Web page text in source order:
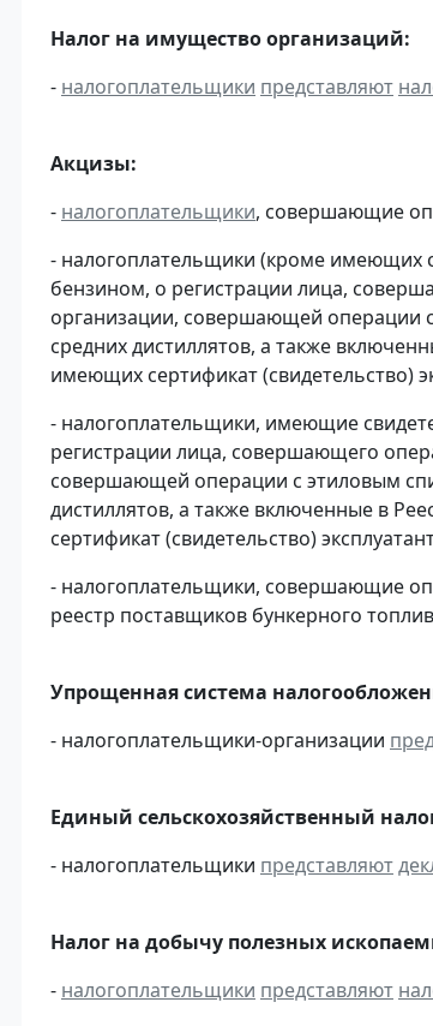
Налог на имущество организаций:
- налогоплательщики представляют
Акцизы:
- налогоплательщики, совершающие
- налогоплательщики (кроме имеющих
бензином, о регистрации лица,
организации, совершающей операции
средних дистиллятов, а также
имеющих сертификат (свидетельство)
- налогоплательщики, имеющие
регистрации лица, совершающего
совершающей операции с этиловым
дистиллятов, а также включенные в
сертификат (свидетельство)
- налогоплательщики, совершающие
реестр поставщиков бункерного
Упрощенная система
- налогоплательщики-организации
Единый сельскохозяйственный
- налогоплательщики представляют
Налог на добычу полезных
- налогоплательщики представляют